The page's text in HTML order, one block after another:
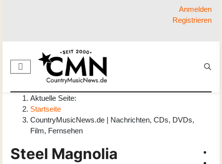
Anmelden
Registrieren
Aktuelle Seite:
Startseite
CountryMusicNews.de | Nachrichten, CDs, DVDs,
Film, Fernsehen
Steel Magnolia